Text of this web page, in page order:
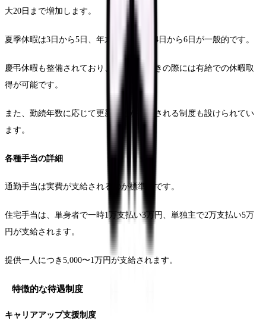
大20日まで増加します。
夏季休暇は3日から5日、年末年始休暇は4日から6日が一般的です。
慶弔休暇も整備されており、結婚や忌引きの際には有給での休暇取
得が可能です。
また、勤続年数に応じて更新休暇が付与される制度も設けられてい
ます。
各種手当の詳細
通勤手当は実費が支給されるのが標準的です。
住宅手当は、単身者で一時1万支払い3万円、単独主で2万支払い5万
円が支給されます。
提供一人につき5,000〜1万円が支給されます。
特徴的な待遇制度
キャリアアップ支援制度